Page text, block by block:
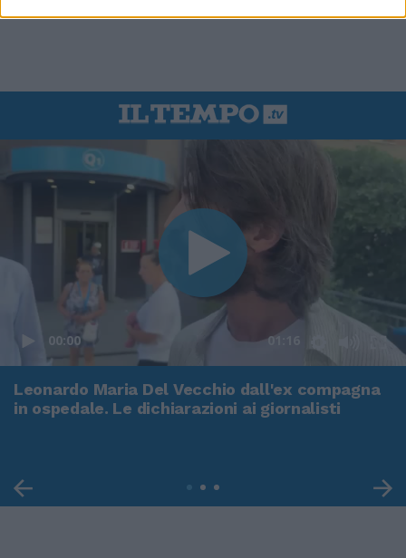
00:00 01:16
Leonardo Maria Del Vecchio dall'ex compagna
in ospedale. Le dichiarazioni ai giornalisti